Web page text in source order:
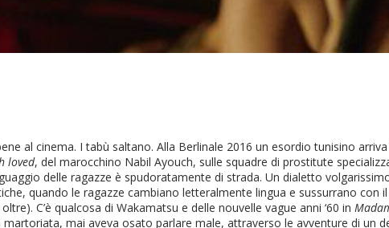
al cinema. I tabù saltano. Alla Berlinale 2016 un esordio tunisino
loved, del marocchino Nabil Ayouch, sulle squadre di prostitute
delle ragazze è spudoratamente di strada. Un dialetto
quando le ragazze cambiano letteralmente lingua e sussurrano con
C’è qualcosa di Wakamatsu e delle nouvelle vague anni ‘60 in
mai aveva osato parlare male, attraverso le avventure di